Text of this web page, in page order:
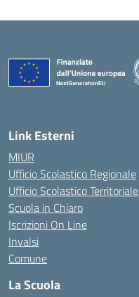
Link Esterni
MIUR
Ufficio Scolastico Regionale
Ufficio Scolastico Territoriale
Scuola in Chiaro
Iscrizioni On Line
Invalsi
Comune
La Scuola